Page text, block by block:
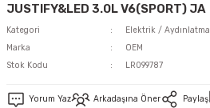
JUSTIFY&LED 3.0L V6(SPORT) JA
Kategori
Elektrik / Aydınlatma
Marka
OEM
Stok Kodu
LR099787
Yorum Yaz Arkadaşına Öner Paylaş